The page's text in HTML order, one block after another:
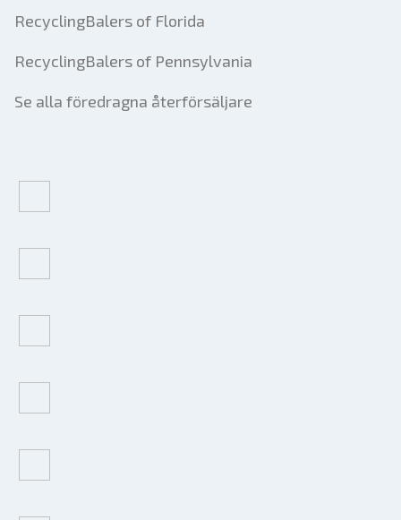
RecyclingBalers of Florida
RecyclingBalers of Pennsylvania
Se alla föredragna återförsäljare